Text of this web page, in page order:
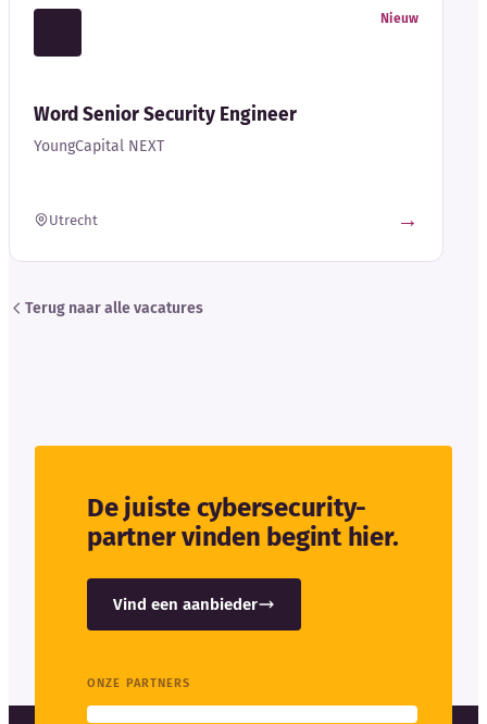
Nieuw
Word Senior Security Engineer
YoungCapital NEXT
Utrecht →
Terug naar alle vacatures
De juiste cybersecurity-
partner vinden begint hier.
Vind een aanbieder
ONZE PARTNERS